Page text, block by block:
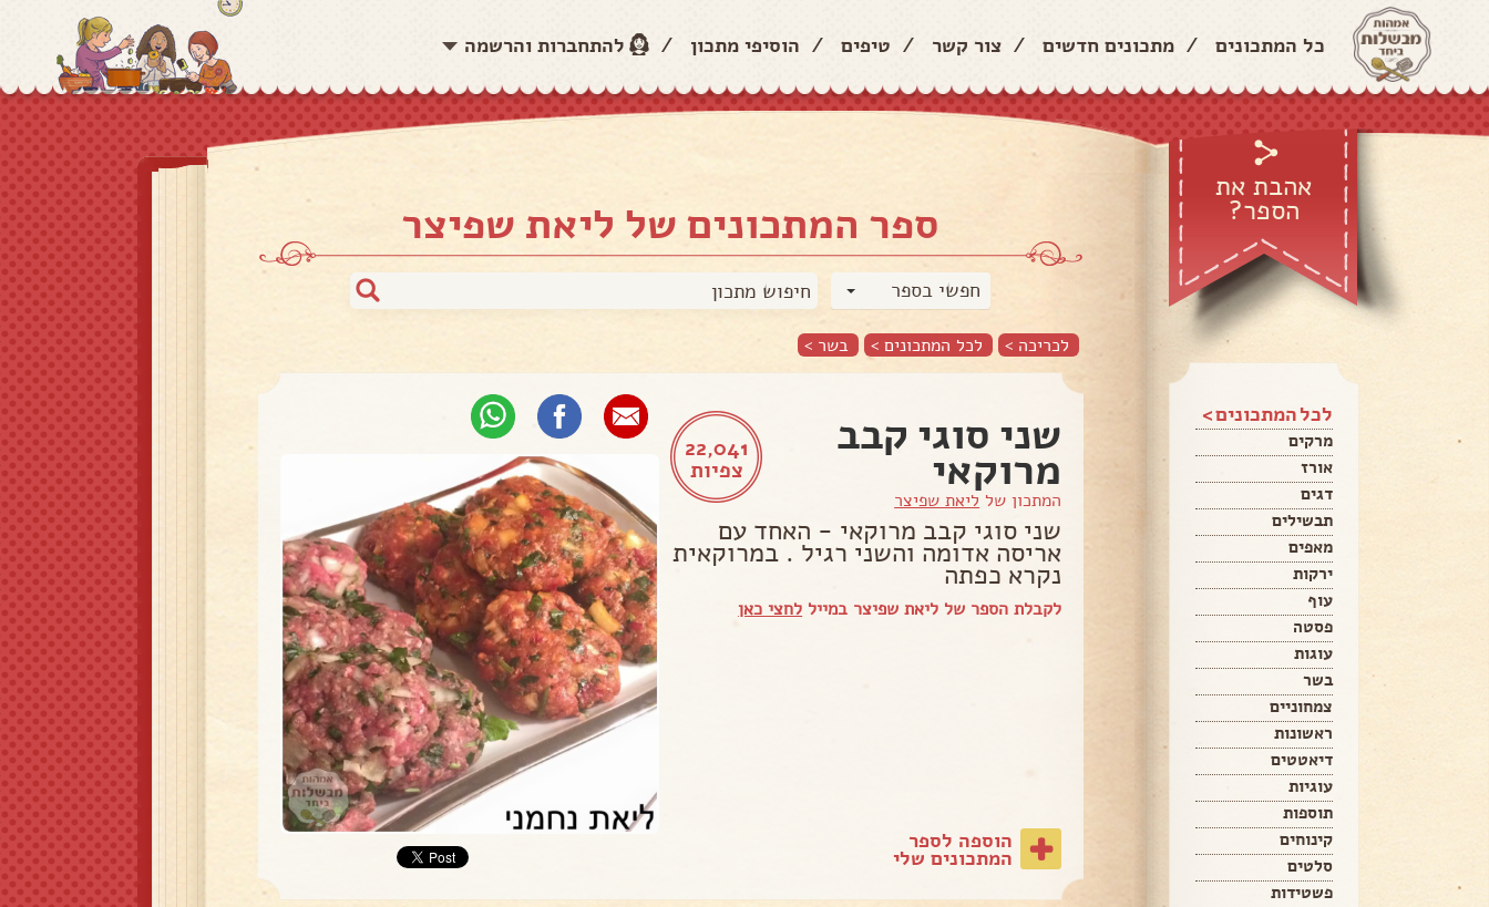
כל המתכונים / מתכונים חדשים / צור קשר / טיפים / הוסיפי מתכון / להתחברות והרשמה
אהבת את
הספר?
לכל המתכונים >
מרקים
אורז
דגים
תבשילים
מאפים
ירקות
עוף
פסטה
עוגות
בשר
צמחוניים
ראשונות
דיאטטים
עוגיות
תוספות
קינוחים
סלטים
פשטידות
ספר המתכונים של ליאת שפיצר
חפשי בספר
לכריכה > לכל המתכונים > בשר >
22,041
צפיות
שני סוגי קבב
מרוקאי
המתכון של ליאת שפיצר
שני סוגי קבב מרוקאי - האחד עם
אריסה אדומה והשני רגיל . במרוקאית
נקרא כפתה
לקבלת הספר של ליאת שפיצר במייל לחצי כאן
הוספה לספר
המתכונים שלי